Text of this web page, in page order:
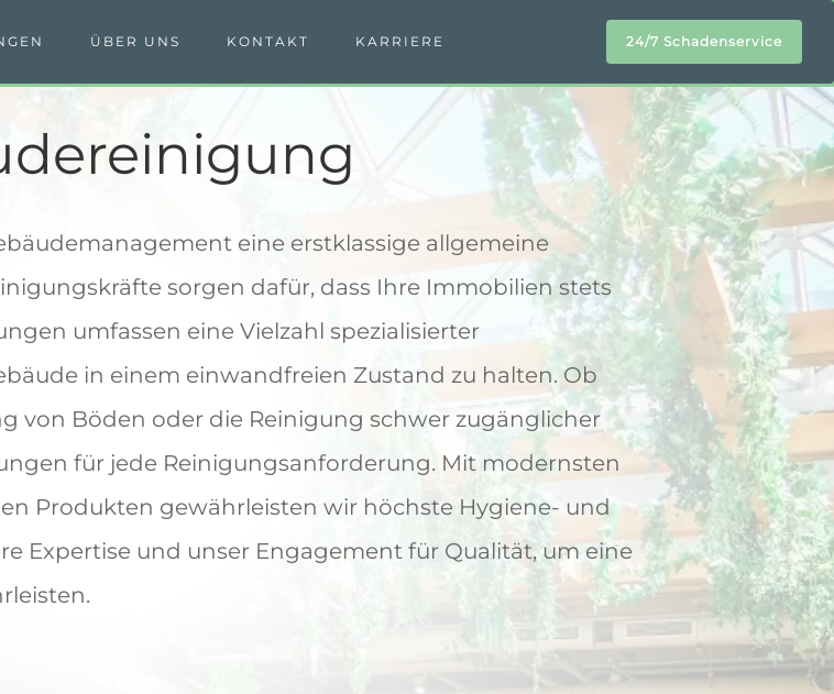
ÜBER UNS KONTAKT KARRIERE 24/7 Schadenservice
eine erstklassige allgemeine
sorgen dafür, dass Ihre Immobilien stets
umfassen eine Vielzahl spezialisierter
in einem einwandfreien Zustand zu halten. Ob
von Böden oder die Reinigung schwer zugänglicher
für jede Reinigungsanforderung. Mit modernsten
Produkten gewährleisten wir höchste Hygiene- und
Expertise und unser Engagement für Qualität, um eine